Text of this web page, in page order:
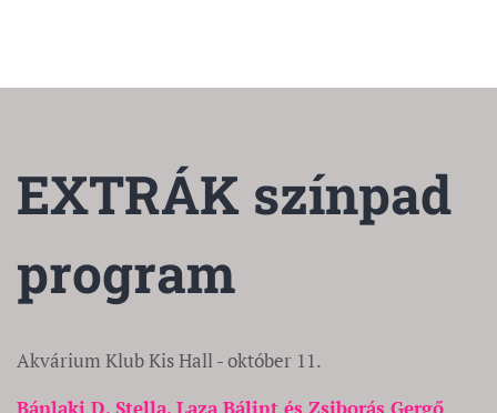
EXTRÁK színpad
program
Akvárium Klub Kis Hall - október 11.
Bánlaki D. Stella, Laza Bálint és Zsiborás Gergő